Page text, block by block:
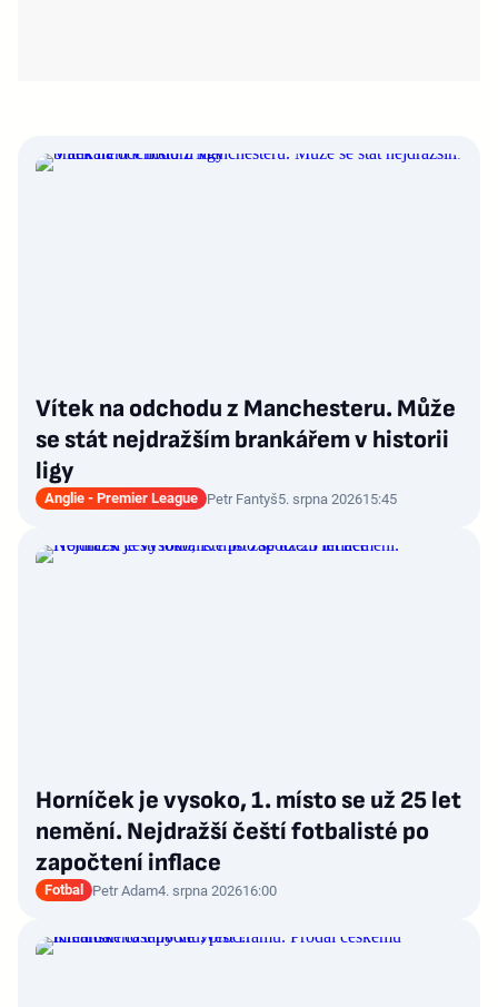
Vítek na odchodu z Manchesteru. Může
se stát nejdražším brankářem v historii
ligy
Anglie - Premier League Petr Fantyš5. srpna 202615:45
Horníček je vysoko, 1. místo se už 25 let
nemění. Nejdražší čeští fotbalisté po
započtení inflace
Fotbal Petr Adam4. srpna 202616:00